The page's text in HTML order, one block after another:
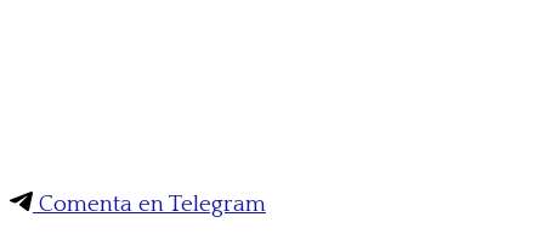
Comenta en Telegram